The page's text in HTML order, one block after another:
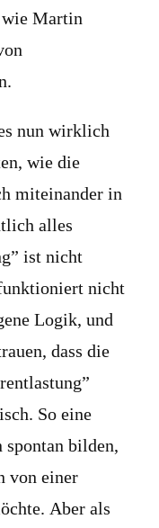
wie Martin
nun wirklich
wie die
miteinander in
alles
ist nicht
nicht
Logik, und
dass die
So eine
spontan bilden,
von einer
Aber als